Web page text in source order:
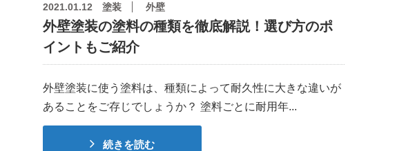
2021.01.12 塗装 外壁
外壁塗装の塗料の種類を徹底解説！選び方のポ
イントもご紹介
外壁塗装に使う塗料は、種類によって耐久性に大きな違いが
あることをご存じでしょうか？ 塗料ごとに耐用年...
続きを読む